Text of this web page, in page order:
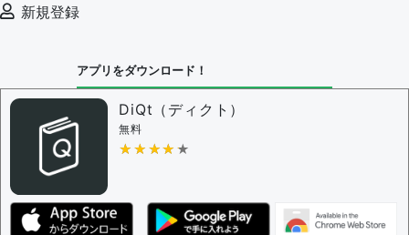
新規登録
アプリをダウンロード！
DiQt（ディクト）
無料
★★★★★
★★★★★